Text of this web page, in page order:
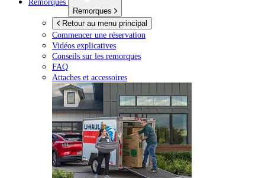
Remorques
Retour au menu principal
Commencer une réservation
Vidéos explicatives
Conseils sur les remorques
FAQ
Attaches et accessoires